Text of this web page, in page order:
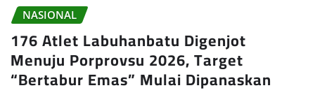
NASIONAL
176 Atlet Labuhanbatu Digenjot
Menuju Porprovsu 2026, Target
“Bertabur Emas” Mulai Dipanaskan